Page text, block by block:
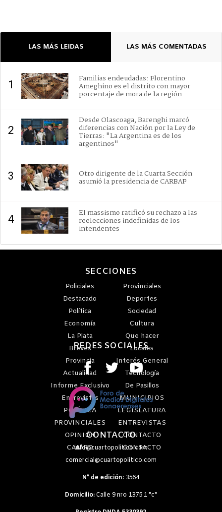
LAS MÁS LEIDAS LAS MÁS COMENTADAS
1 Familias endeudadas: Florentino
Ameghino es el distrito con mayor
porcentaje de mora de la región
2
Desde Olascoaga, Barenghi marcó
diferencias con Nación por la Ley de
Tierras: "La Argentina es de los
argentinos"
3 Otro dirigente de la Cuarta Sección
asumió la presidencia de CARBAP
4 El massismo ratificó su rechazo a las
reelecciones indefinidas de los
intendentes
SECCIONES
Policiales
Provinciales
Destacado
Deportes
Política
Sociedad
Economía
Cultura
La Plata
Que hacer
Breves
Locales
Provincia
Interés General
Actualidad
Tecnología
Informe Exclusivo
De Pasillos
Entrevistas
MUNICIPIOS
POLÍTICA
LEGISLATURA
PROVINCIALES
ENTREVISTAS
OPINIÓN
CONTACTO
CAMPO
CONTACTO
REDES SOCIALES
CONTACTO
info@cuartopolitico.com
comercial@cuartopolitico.com
N° de edición: 3564
Domicilio:Calle 9 nro 1375 1 "c"